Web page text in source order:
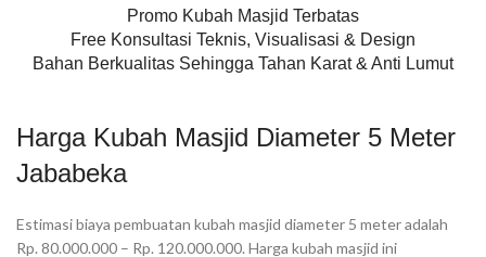
Promo Kubah Masjid Terbatas
Free Konsultasi Teknis, Visualisasi & Design
Bahan Berkualitas Sehingga Tahan Karat & Anti Lumut
Harga Kubah Masjid Diameter 5 Meter
Jababeka
Estimasi biaya pembuatan kubah masjid diameter 5 meter adalah
Rp. 80.000.000 – Rp. 120.000.000. Harga kubah masjid ini